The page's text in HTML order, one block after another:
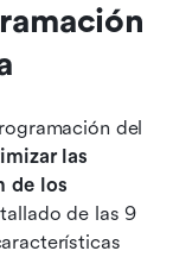
del
las
de los
de las 9